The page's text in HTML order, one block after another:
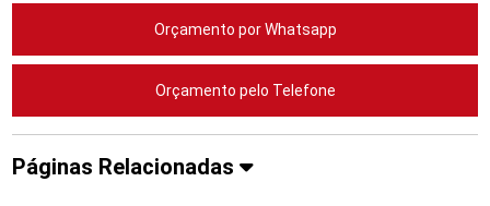
Orçamento por Whatsapp
Orçamento pelo Telefone
Páginas Relacionadas